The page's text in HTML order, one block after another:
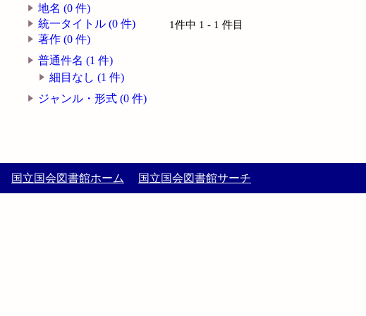
地名 (0 件)
統一タイトル (0 件)
著作 (0 件)
普通件名 (1 件)
細目なし (1 件)
ジャンル・形式 (0 件)
1件中 1 - 1 件目
国立国会図書館ホーム 国立国会図書館サーチ